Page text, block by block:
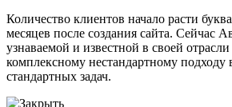
Количество клиентов начало расти
месяцев после создания сайта. Сейчас
узнаваемой и известной в своей
комплексному нестандартному подходу
стандартных задач.